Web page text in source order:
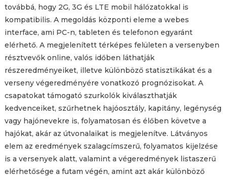
továbbá, hogy 2G, 3G és LTE mobil hálózatokkal is
kompatibilis. A megoldás központi eleme a webes
interface, ami PC-n, tableten és telefonon egyaránt
elérhető. A megjelenített térképes felületen a versenyben
résztvevők online, valós időben láthatják
részeredményeiket, illetve különböző statisztikákat és a
verseny végeredményére vonatkozó prognózisokat. A
csapatokat támogató szurkolók kiválaszthatják
kedvenceiket, szűrhetnek hajóosztály, kapitány, legénység
vagy hajónevekre is, folyamatosan és élőben követve a
hajókat, akár az útvonalaikat is megjelenítve. Látványos
elem az eredmények szalagcímszerű, folyamatos kijelzése
is a versenyek alatt, valamint a végeredmények listaszerű
elérhetősége a futam végén, amint azt akár különböző